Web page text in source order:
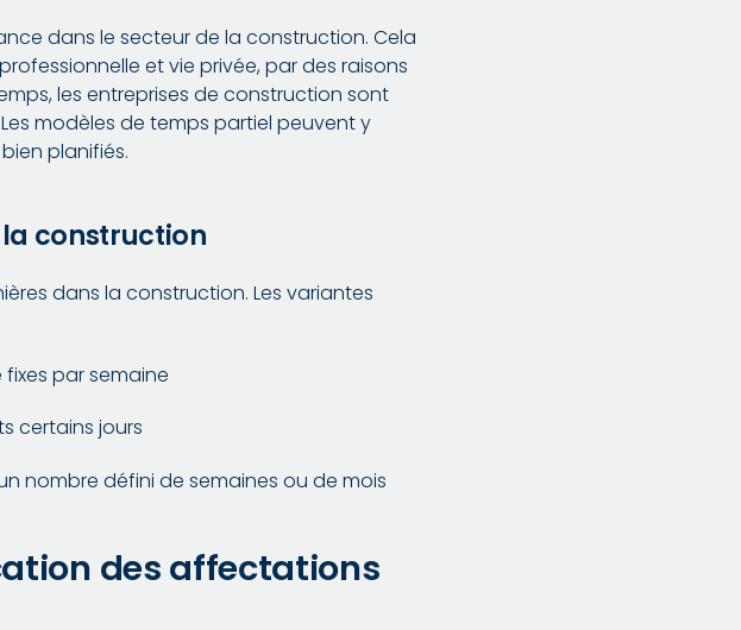
dans le secteur de la construction. Cela
et vie privée, par des raisons
les entreprises de construction sont
modèles de temps partiel peuvent y
planifiés.
construction
dans la construction. Les variantes
par semaine
certains jours
nombre défini de semaines ou de mois
des affectations